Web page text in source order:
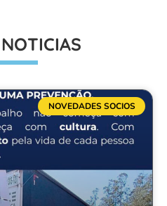
NOVEDADES SOCIOS